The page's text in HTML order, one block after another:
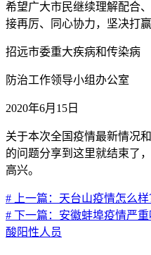
希望广大市民继续理解配合
接再厉、同心协力，坚决打
招远市委重大疾病和传染病
防治工作领导小组办公室
2020年6月15日
关于本次全国疫情最新情况
的问题分享到这里就结束了
高兴。
# 上一篇：天台山疫情怎么
# 下一篇：安徽蚌埠疫情严
酸阳性人员